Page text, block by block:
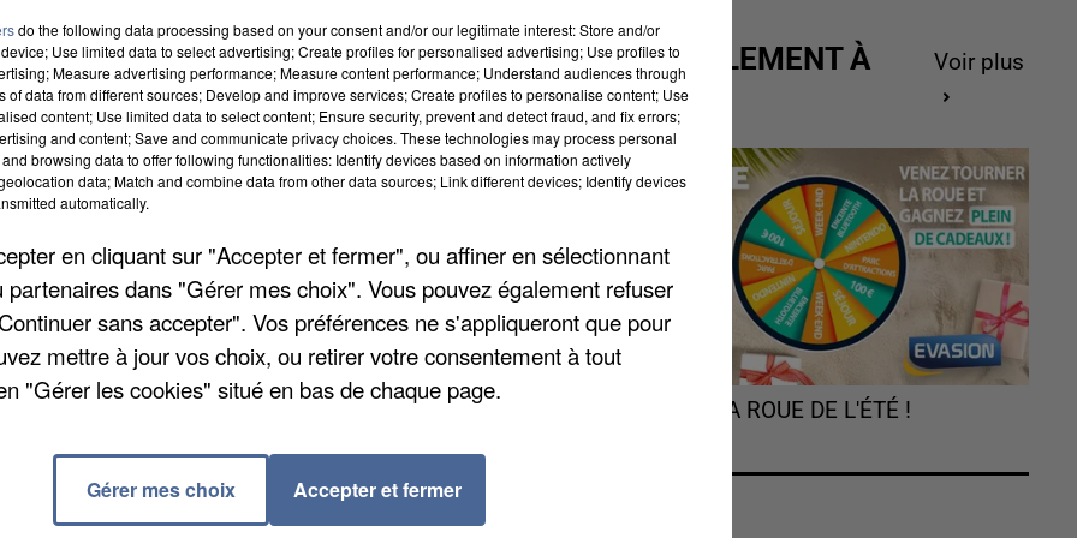
VOUS INVITE À SON CONCERT
varié allant de la musique viennoise au pop-rock en
sera donnée à 16h à l’Étincelle. La réservation
libre vous sera demandée sur place au profit de
CE DIMANCHE
de « mourir d’aimer les amants maudits de mai
l’histoire d’un lycéen de 17 ans et sa jeune prof
le contexte de mai 68. Un amour interdit et
protagonistes. Les places vont de 25.50€ à 42€.
ACTUELLEMENT À
GAGNER
Voir plus
TOURNEZ LA ROUE DE L'ÉTÉ !
do the following data processing based on your consent and/or our legitimate interest: Store and/or
Use limited data to select advertising; Create profiles for personalised advertising; Use profiles to
Measure advertising performance; Measure content performance; Understand audiences through
of data from different sources; Develop and improve services; Create profiles to personalise content; Use
content; Use limited data to select content; Ensure security, prevent and detect fraud, and fix errors;
and content; Save and communicate privacy choices. These technologies may process personal
browsing data to offer following functionalities: Identify devices based on information actively
data; Match and combine data from other data sources; Link different devices; Identify devices
automatically.
en cliquant sur "Accepter et fermer", ou affiner en sélectionnant
partenaires dans "Gérer mes choix". Vous pouvez également refuser
sans accepter". Vos préférences ne s'appliqueront que pour
mettre à jour vos choix, ou retirer votre consentement à tout
"Gérer les cookies" situé en bas de chaque page.
Gérer mes choix Accepter et fermer